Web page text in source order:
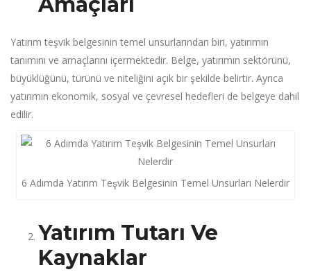
Yatırım teşvik belgesinin temel unsurlarından biri, yatırımın
tanımını ve amaçlarını içermektedir. Belge, yatırımın sektörünü,
büyüklüğünü, türünü ve niteliğini açık bir şekilde belirtir. Ayrıca
yatırımın ekonomik, sosyal ve çevresel hedefleri de belgeye dahil
edilir.
6 Adımda Yatırım Teşvik Belgesinin Temel Unsurları Nelerdir
Yatırım Tutarı Ve
Kaynaklar